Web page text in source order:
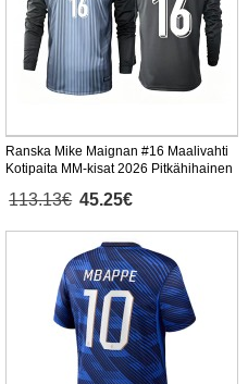
Ranska Mike Maignan #16 Maalivahti
Kotipaita MM-kisat 2026 Pitkähihainen
113.13€ 45.25€